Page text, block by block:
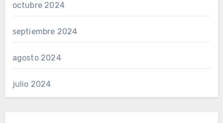
octubre 2024
septiembre 2024
agosto 2024
julio 2024